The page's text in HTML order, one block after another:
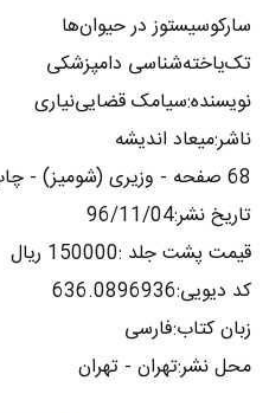
سارکوسیستوز در حیوان‌ها
تک‌یاخته‌شناسی دامپزشکی
نویسنده:سیامک قضایی‌نیاری
ناشر:میعاد اندیشه
68 صفحه - وزیری (شومیز) - چاپ 1 - 1000 نسخه
تاریخ نشر:96/11/04
قیمت پشت جلد :150000 ریال
کد دیویی:636.0896936
زبان کتاب:فارسی
محل نشر:تهران - تهران